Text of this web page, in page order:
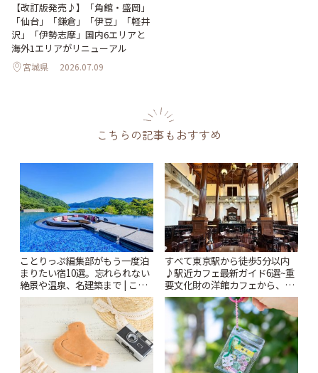
【改訂版発売♪】「角館・盛岡」
「仙台」「鎌倉」「伊豆」「軽井
沢」「伊勢志摩」国内6エリアと
海外1エリアがリニューアル
宮城県 2026.07.09
こちらの記事もおすすめ
ことりっぷ編集部がもう一度泊
まりたい宿10選。忘れられない
絶景や温泉、名建築まで | こと
りっぷ
すべて東京駅から徒歩5分以内
♪駅近カフェ最新ガイド6選~重
要文化財の洋館カフェから、改
札すぐのレトロ喫茶まで~ | こと
りっぷ